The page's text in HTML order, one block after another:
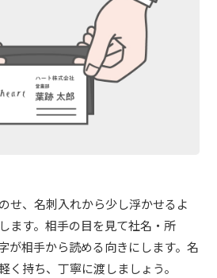
せ、名刺入れから少し浮かせるよ
ます。相手の目を見て社名・所
が相手から読める向きにします。名
く持ち、丁寧に渡しましょう。